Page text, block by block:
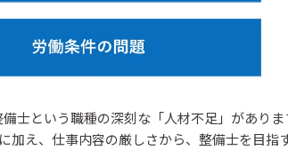
士という職種の深刻な「人材不足」がありま
加え、仕事内容の厳しさから、整備士を目指